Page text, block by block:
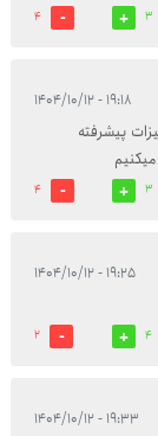
3
4
۱۹:۱۸ - ۱۴۰۴/۱۰/۱۲
پیشرفته
3
4
۱۹:۲۵ - ۱۴۰۴/۱۰/۱۲
4
2
۱۹:۳۳ - ۱۴۰۴/۱۰/۱۲